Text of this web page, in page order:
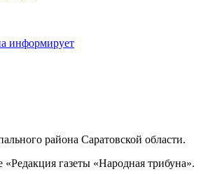
информирует
района Саратовской области.
газеты «Народная трибуна».